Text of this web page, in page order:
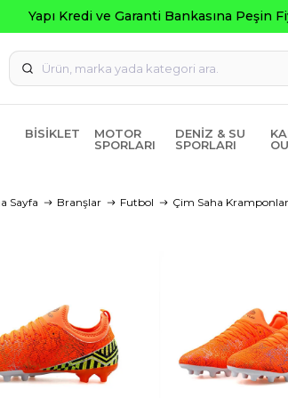
Yapı Kredi ve Garanti Bankasına Peşin
BISIKLET
MOTOR
SPORLARI
DENIZ & SU
SPORLARI
Sayfa Branşlar Futbol Çim Saha